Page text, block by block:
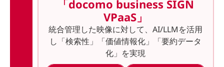
「docomo business SIGN
VPaaS」
統合管理した映像に対して、AI/LLMを活用
し「検索性」「価値情報化」「要約データ
化」を実現